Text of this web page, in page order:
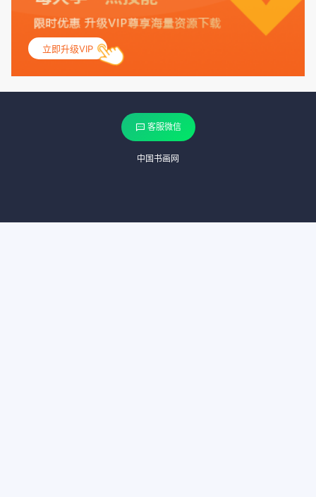
立即升级VIP
客服微信
中国书画网